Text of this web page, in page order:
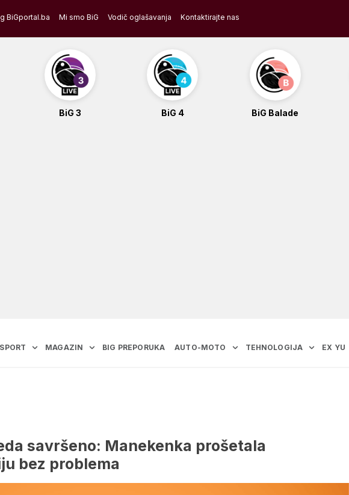
BiGportal.ba Mi smo BiG Vodič oglašavanja Kontaktirajte nas
BiG 3 BiG 4 BiG Balade
SPORT MAGAZIN BIG PREPORUKA AUTO-MOTO TEHNOLOGIJA EX YU
savršeno: Manekenka prošetala
bez problema